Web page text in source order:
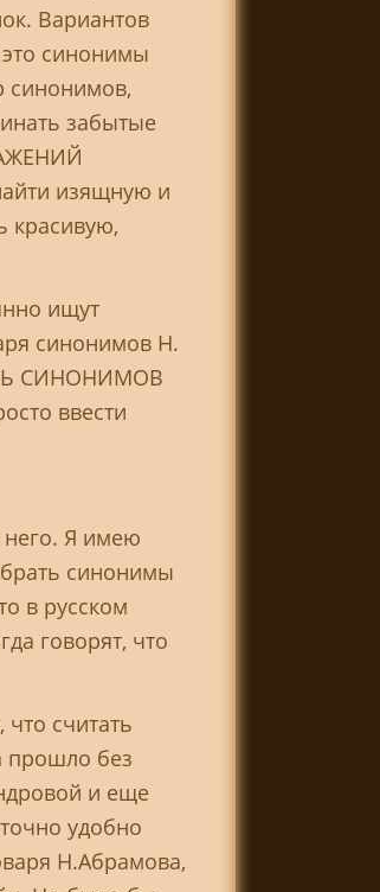
Вариантов
синонимы
забытые
изящную и
красивую,
ищут
синонимов Н.
СИНОНИМОВ
ввести
него. Я имею
брать синонимы
в русском
говорят, что
считать
прошло без
и еще
удобно
Н.Абрамова,